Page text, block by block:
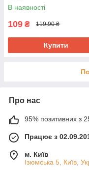
В наявності
109 ₴ 119,90 ₴
Купити
Про нас
95% позитивних з
Працює з
м. Київ
Ізюмська 5, Київ,